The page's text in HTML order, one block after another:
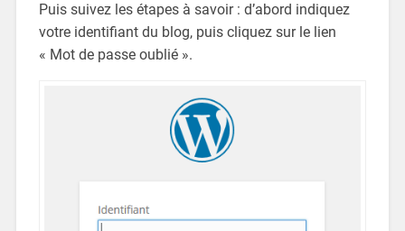
Puis suivez les étapes à savoir : d’abord indiquez
votre identifiant du blog, puis cliquez sur le lien
« Mot de passe oublié ».